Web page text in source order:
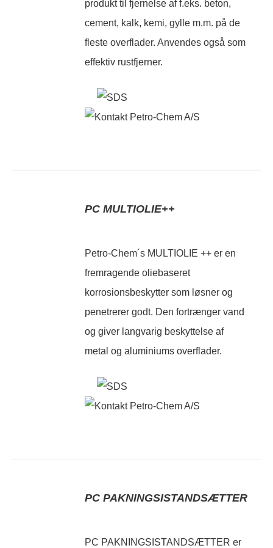
produkt til fjernelse af f.eks. beton,
cement, kalk, kemi, gylle m.m. på de
fleste overflader. Anvendes også som
effektiv rustfjerner.
PC MULTIOLIE++
Petro-Chem´s MULTIOLIE ++ er en
fremragende oliebaseret
korrosionsbeskytter som løsner og
penetrerer godt. Den fortrænger vand
og giver langvarig beskyttelse af
metal og aluminiums overflader.
PC PAKNINGSISTANDSÆTTER
PC PAKNINGSISTANDSÆTTER er